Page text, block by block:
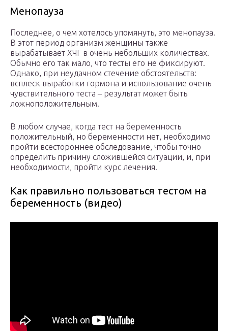
Менопауза
Последнее, о чем хотелось упомянуть, это менопауза.
В этот период организм женщины также
вырабатывает ХЧГ в очень небольших количествах.
Обычно его так мало, что тесты его не фиксируют.
Однако, при неудачном стечение обстоятельств:
всплеск выработки гормона и использование очень
чувствительного теста – результат может быть
ложноположительным.
В любом случае, когда тест на беременность
положительный, но беременности нет, необходимо
пройти всестороннее обследование, чтобы точно
определить причину сложившейся ситуации, и, при
необходимости, пройти курс лечения.
Как правильно пользоваться тестом на
беременность (видео)